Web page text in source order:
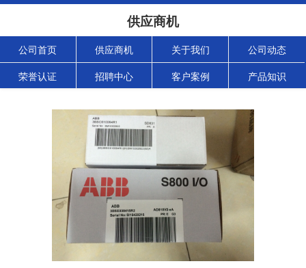
供应商机
公司首页 供应商机 关于我们 公司动态
荣誉认证 招聘中心 客户案例 产品知识